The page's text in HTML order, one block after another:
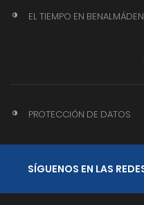
EL TIEMPO EN
PROTECCIÓN DE DATOS
SÍGUENOS EN LAS